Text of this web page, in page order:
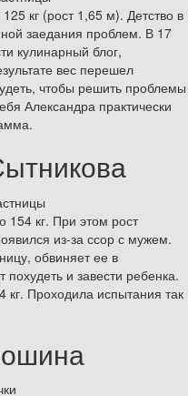
кг (рост 1,65 м). Детство в
заедания проблем. В 17
кулинарный блог,
вес перешел
чтобы решить проблемы
Александра практически
154 кг. При этом рост
из-за ссор с мужем.
обвиняет ее в
похудеть и завести ребенка.
кг. Проходила испытания так